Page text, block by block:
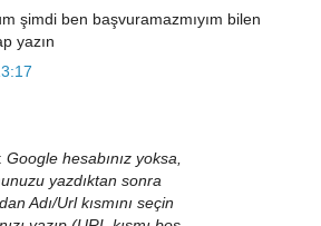
şimdi ben başvuramazmıyım bilen
yazın
: Google hesabınız yoksa,
yazdıktan sonra
Adı/Url kısmını seçin